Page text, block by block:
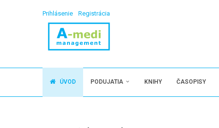
Prihlásenie Registrácia
ÚVOD PODUJATIA KNIHY ČASOPISY